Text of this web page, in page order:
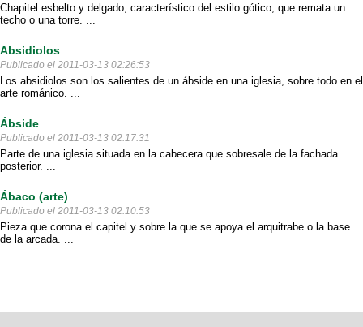
Chapitel esbelto y delgado, característico del estilo gótico, que remata un
techo o una torre. ...
Absidiolos
Publicado el 2011-03-13 02:26:53
Los absidiolos son los salientes de un ábside en una iglesia, sobre todo en el
arte románico. ...
Ábside
Publicado el 2011-03-13 02:17:31
Parte de una iglesia situada en la cabecera que sobresale de la fachada
posterior. ...
Ábaco (arte)
Publicado el 2011-03-13 02:10:53
Pieza que corona el capitel y sobre la que se apoya el arquitrabe o la base
de la arcada. ...